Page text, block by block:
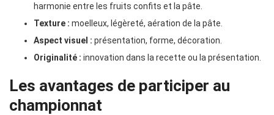
harmonie entre les fruits confits et la pâte.
Texture : moelleux, légèreté, aération de la pâte.
Aspect visuel : présentation, forme, décoration.
Originalité : innovation dans la recette ou la présentation.
Les avantages de participer au
championnat